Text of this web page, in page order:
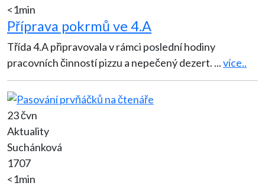
<1min
Příprava pokrmů ve 4.A
Třída 4.A připravovala v rámci poslední hodiny
pracovních činností pizzu a nepečený dezert. ...více..
23 čvn
Aktuality
Suchánková
1707
<1min